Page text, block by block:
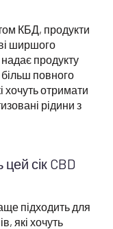
КБД, продукти
ширшого
надає продукту
повного
хочуть отримати
рідини з
сік CBD
підходить для
які хочуть